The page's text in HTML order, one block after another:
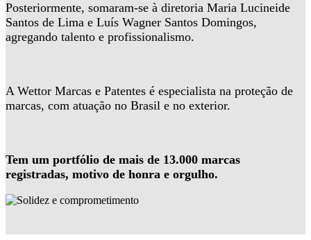
Posteriormente, somaram-se à diretoria Maria Lucineide
Santos de Lima e Luís Wagner Santos Domingos,
agregando talento e profissionalismo.
A Wettor Marcas e Patentes é especialista na proteção de
marcas, com atuação no Brasil e no exterior.
Tem um portfólio de mais de 13.000 marcas
registradas, motivo de honra e orgulho.